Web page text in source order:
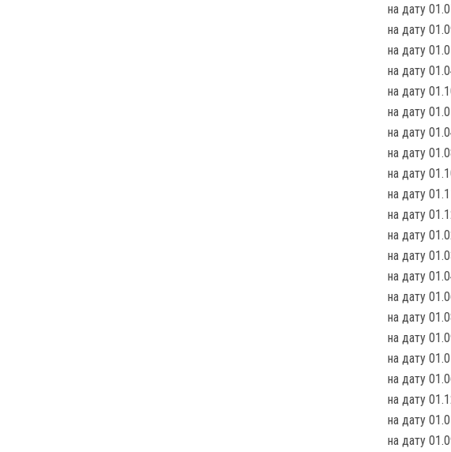
на дату
на дату
на дату
на дату
на дату
на дату
на дату
на дату
на дату
на дату
на дату
на дату
на дату
на дату
на дату
на дату
на дату
на дату
на дату
на дату
на дату
на дату